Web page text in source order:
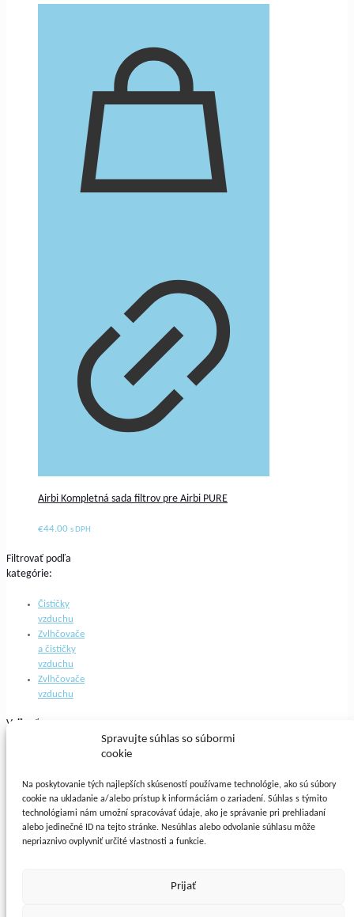
Spravujte súhlas so súbormi
cookie
Na poskytovanie tých najlepších skúseností používame technológie, ako sú súbory
cookie na ukladanie a/alebo prístup k informáciám o zariadení. Súhlas s týmito
technológiami nám umožní spracovávať údaje, ako je správanie pri prehliadaní
alebo jedinečné ID na tejto stránke. Nesúhlas alebo odvolanie súhlasu môže
nepriaznivo ovplyvniť určité vlastnosti a funkcie.
Prijať
Airbi Kompletná sada filtrov pre Airbi PURE
€44.00 s DPH
Filtrovať podľa
kategórie:
Čističky
vzduchu
Zvlhčovače
a čističky
vzduchu
Zvlhčovače
vzduchu
Veľkosť
45m2
do 30m2
Farba: